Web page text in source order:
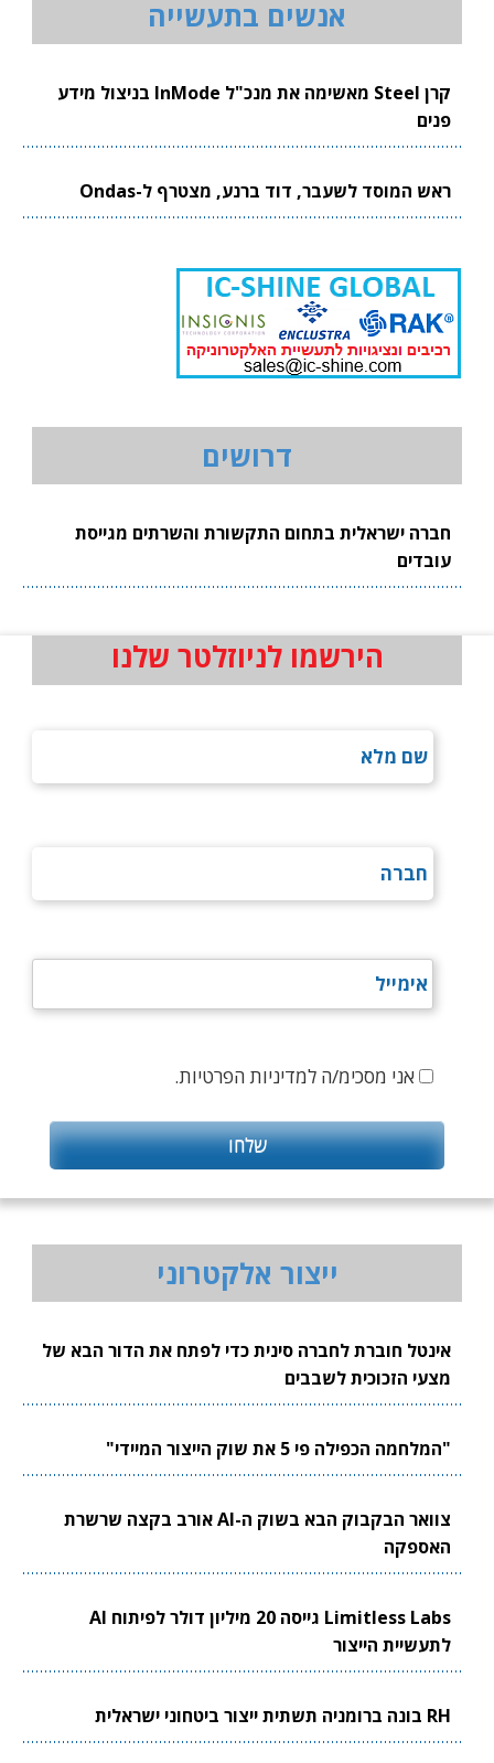
אנשים בתעשייה
קרן Steel מאשימה את מנכ"ל InMode בניצול מידע
פנים
ראש המוסד לשעבר, דוד ברנע, מצטרף ל-Ondas
דרושים
חברה ישראלית בתחום התקשורת והשרתים מגייסת
עובדים
הירשמו לניוזלטר שלנו
אני מסכימ/ה למדיניות הפרטיות.
ייצור אלקטרוני
אינטל חוברת לחברה סינית כדי לפתח את הדור הבא של
מצעי הזכוכית לשבבים
"המלחמה הכפילה פי 5 את שוק הייצור המיידי"
צוואר הבקבוק הבא בשוק ה-AI אורב בקצה שרשרת
האספקה
Limitless Labs גייסה 20 מיליון דולר לפיתוח AI
לתעשיית הייצור
RH בונה ברומניה תשתית ייצור ביטחוני ישראלית